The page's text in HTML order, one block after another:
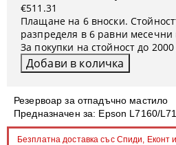
Резервоар за отпадъчно мастило
Предназначен за: Epson L7160/
Безплатна доставка със Спиди, Еконт
€511.31
Плащане на 6 вноски.
разпределя в 6 равни месечни
За покупки на стойност до